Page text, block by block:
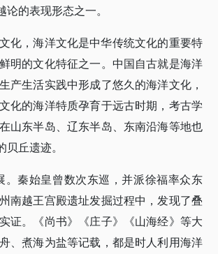
的表现形态之一。
化，海洋文化是中华传统文化的重要特
明的文化特征之一。中国自古就是海洋
产生活实践中形成了悠久的海洋文化，
化的海洋特质孕育于远古时期，考古学
山东半岛、辽东半岛、东南沿海等地也
丘遗迹。
秦始皇曾数次东巡，并派徐福率众东
南越王宫殿遗址发掘过程中，发现了叠
证。《尚书》《庄子》《山海经》等大
、煮海为盐等记载，都是时人利用海洋